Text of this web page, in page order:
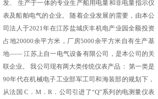
发、 生产于一体的专业生产船用电量和非电量指示仪
表及船舶电气的企业。 随着企业发展的需要，由本公
司法人于2021年在江苏盐城庆丰机电产业园全额投资
占地20000余平方米，厂房5000余平方米自有生产基
地—— 江苏上自一电气设备有限公司，是本公司的关
联企业。 我公司现有两大类传统仪表产品： 第一类是
90年代在机械电子工业部军工司和海装部的规划下，
从法国 C．M．R．公司引进了“Q”系列的电测量仪表